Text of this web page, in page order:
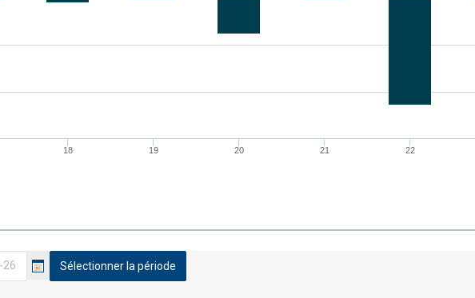
18 19 20 21 22
Sélectionner la période